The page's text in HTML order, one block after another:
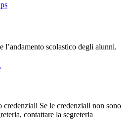
l’andamento scolastico degli alunni.
credenziali Se le credenziali non sono
contattare la segreteria